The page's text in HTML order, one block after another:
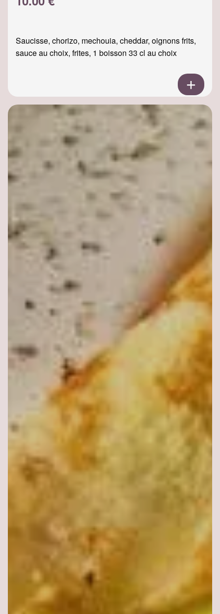
Saucisse, chorizo, mechouia, cheddar, oignons frits,
sauce au choix, frites, 1 boisson 33 cl au choix